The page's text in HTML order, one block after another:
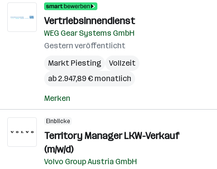
Vertriebsinnendienst
WEG Gear Systems GmbH
Gestern veröffentlicht
Markt Piesting
Vollzeit
ab 2.947,89 € monatlich
Merken
Einblicke
Territory Manager LKW-Verkauf
(m/w/d)
Volvo Group Austria GmbH